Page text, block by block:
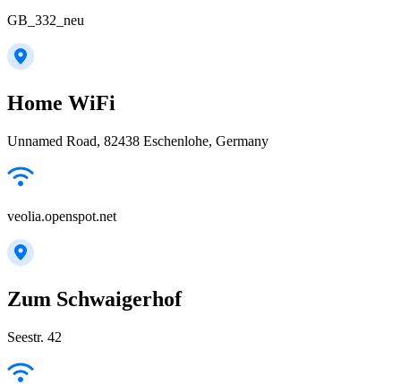
GB_332_neu
Home WiFi
Unnamed Road, 82438 Eschenlohe, Germany
veolia.openspot.net
Zum Schwaigerhof
Seestr. 42